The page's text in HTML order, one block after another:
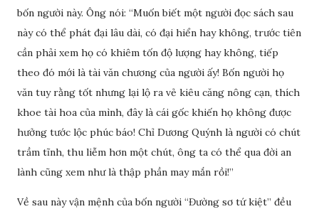
bốn người này. Ông nói: “Muốn biết một người đọc sách sau
này có thể phát đại lâu dài, có đại hiển hay không, trước tiên
cần phải xem họ có khiêm tốn độ lượng hay không, tiếp
theo đó mới là tài văn chương của người ấy! Bốn người họ
văn tuy rằng tốt nhưng lại lộ ra vẻ kiêu căng nông cạn, thích
khoe tài hoa của mình, đây là cái gốc khiến họ không được
hưởng tước lộc phúc báo! Chỉ Dương Quýnh là người có chút
trầm tĩnh, thu liễm hơn một chút, ông ta có thể qua đời an
lành cũng xem như là thập phần may mắn rồi!”
Về sau này vận mệnh của bốn người “Đường sơ tứ kiệt” đều